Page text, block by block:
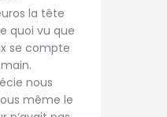
la tête
quoi vu que
se compte
nous
même le